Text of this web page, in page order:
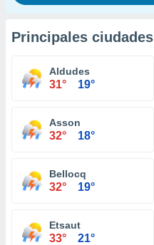
Principales ciudades
Aldudes
31° 19°
Asson
32° 18°
Bellocq
32° 19°
Etsaut
33° 21°